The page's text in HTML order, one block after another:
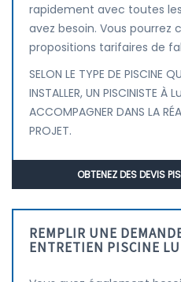
rapidement avec toutes
avez besoin. Vous pourrez
propositions tarifaires de
SELON LE TYPE DE PISCINE
INSTALLER, UN PISCINISTE À
ACCOMPAGNER DANS LA
PROJET.
OBTENEZ DES DEVIS
REMPLIR UNE
ENTRETIEN PISCINE